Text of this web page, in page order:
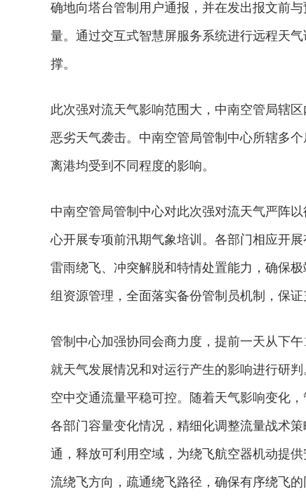
确地向塔台管制用户通报，并在发出报文前
量。通过交互式智慧屏服务系统进行远程天
撑。
此次强对流天气影响范围大，中南空管局辖
恶劣天气袭击。中南空管局管制中心所辖多
离港均受到不同程度的影响。
中南空管局管制中心对此次强对流天气严阵
心开展专项前汛期气象培训。各部门相应开
雷雨绕飞、冲突解脱和特情处置能力，确保
组资源管理，全面落实备份管制员机制，保证
管制中心加强协同会商力度，提前一天从下
就天气发展情况和对运行产生的影响进行研
空中交通流量平稳可控。随着天气影响变化
各部门容量变化情况，精细化调整流量战术
通，释放可利用空域，为绕飞航空器机动提
流绕飞方向，疏通绕飞路径，确保有序绕飞
2026年中国航海日论坛